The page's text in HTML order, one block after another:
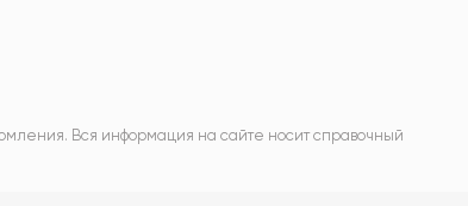
Вся информация на сайте носит справочный